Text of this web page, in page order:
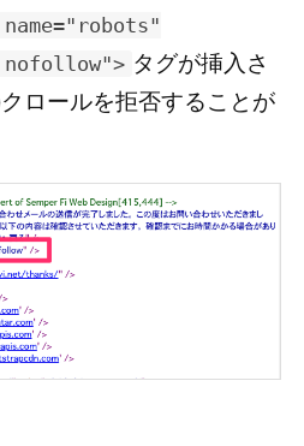
タグが挿入さ
ロールを拒否することが